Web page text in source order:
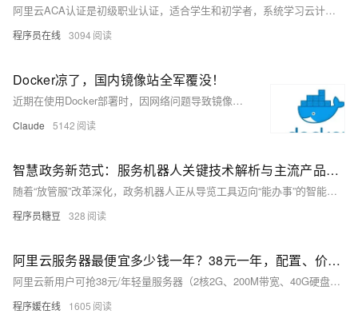
阿里云ACA认证是初级职业认证，适合学生和初学者，系统学习云计算、大数据、AI等基础知识，掌握阿里云产品应用。考试60分钟，满分100分，80分及格，题型为选择题。现价450元，含2次考试机会。对入门者、求职者及非技术背景人员具高性价比，助力职业发展。
程序员在线 3094
Docker凉了，国内镜像站全军覆没！
近期在使用Docker部署时，因网络问题导致镜像拉取失败。尽管尝试了阿里云、清华、中科大等国内镜像站均无效，最终找到仍可用的镜像源并分享解决方案。文中提供可正常访问的镜像地址及配置方法，帮助开发者快速恢复开发环境，解决燃眉之急。
Claude 5142
智慧政务新范式：服务机器人关键技术解析与主流产品选型指南
随着“放管服”改革深化，政务机器人正从导览工具迈向“能办事”的智能化服务。依托神经符号AI、时空知识图谱与端侧VLM等技术，实现政策精准解读、动态更新与材料预审。猎户星空、优必选、科大讯飞等多款产品各具特色，推动政务服务向高效、智能、人性化转型。（238字）
程序员糖豆 328
阿里云服务器最便宜多少钱一年？38元一年，配置、价格及购买限制说明
阿里云新用户可抢38元/年轻量服务器（2核2G、200M带宽、40G硬盘），每日10:00、15:00限量抢购，非新用户可选99元/年ECS（2核2G、3M带宽、40G硬盘），支持续费99元。
程序媛在线 1605